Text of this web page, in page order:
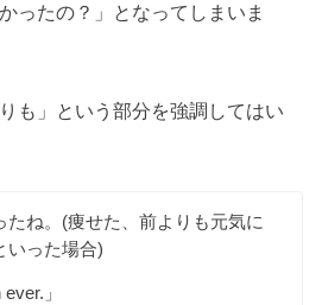
ったの？」となってしまいま
も」という部分を強調してはい
たね。(痩せた、前よりも元気に
いった場合)
」